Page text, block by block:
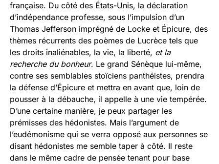
française. Du côté des États-Unis, la déclaration
d’indépendance professe, sous l’impulsion d’un
Thomas Jefferson imprégné de Locke et Épicure, des
thèmes récurrents des poèmes de Lucrèce tels que
les droits inaliénables, la vie, la liberté, et la
recherche du bonheur. Le grand Sénèque lui-même,
contre ses semblables stoïciens panthéistes, prendra
la défense d’Épicure et mettra en avant que, loin de
pousser à la débauche, il appelle à une vie tempérée.
D’une certaine manière, je peux partager les
prémisses des hédonistes. Mais l’argument de
l’eudémonisme qui se verra opposé aux personnes se
disant hédonistes me semble taper à côté. Il reste
dans le même cadre de pensée tenant pour base